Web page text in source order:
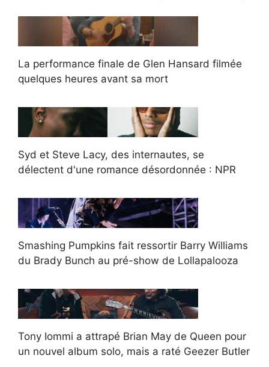
La performance finale de Glen Hansard filmée
quelques heures avant sa mort
Syd et Steve Lacy, des internautes, se
délectent d'une romance désordonnée : NPR
Smashing Pumpkins fait ressortir Barry Williams
du Brady Bunch au pré-show de Lollapalooza
Tony Iommi a attrapé Brian May de Queen pour
un nouvel album solo, mais a raté Geezer Butler